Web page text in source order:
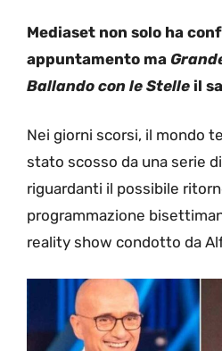
Mediaset non solo ha
appuntamento ma
Ballando con le Stelle il
Nei giorni scorsi, il mondo
stato scosso da una serie
riguardanti il possibile
programmazione
reality show condotto da